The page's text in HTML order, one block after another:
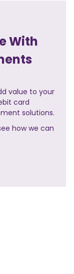
With
value to your
card
solutions.
how we can